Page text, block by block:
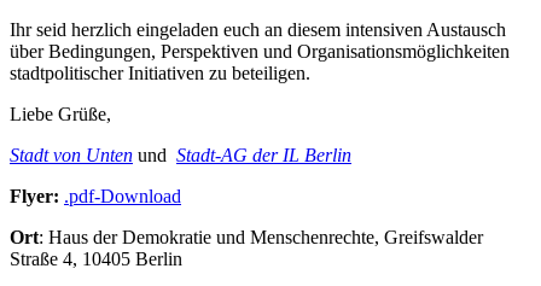
Ihr seid herzlich eingeladen euch an diesem intensiven Austausch
über Bedingungen, Perspektiven und Organisationsmöglichkeiten
stadtpolitischer Initiativen zu beteiligen.
Liebe Grüße,
Stadt von Unten und Stadt-AG der IL Berlin
Flyer: .pdf-Download
Ort: Haus der Demokratie und Menschenrechte, Greifswalder
Straße 4, 10405 Berlin